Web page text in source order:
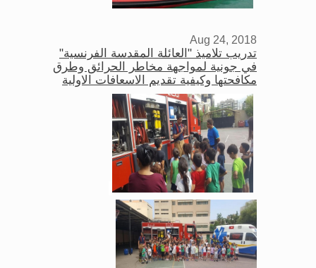
Aug 24, 2018
تدريب تلاميذ "العائلة المقدسة الفرنسية"
في جونية لمواجهة مخاطر الحرائق وطرق
مكافحتها وكيفية تقديم الاسعافات الاولية